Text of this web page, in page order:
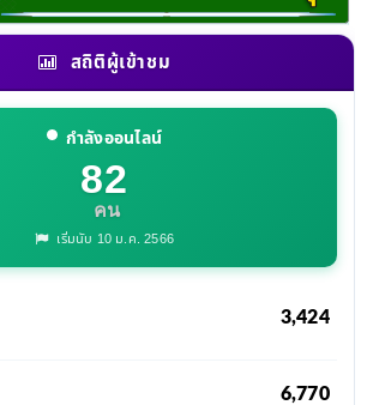
สถิติผู้เข้าชม
กำลังออนไลน์
82
คน
เริ่มนับ 10 ม.ค. 2566
3,424
6,770